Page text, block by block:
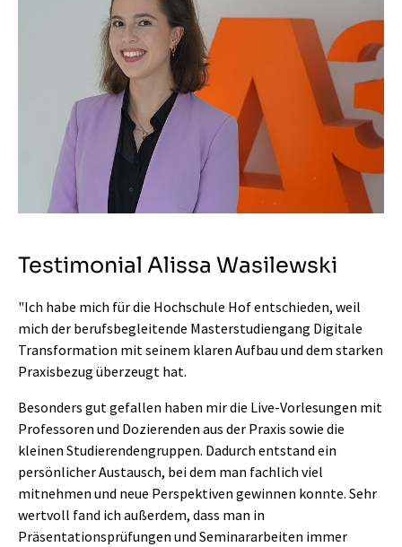
Testimonial Alissa Wasilewski
"Ich habe mich für die Hochschule Hof entschieden, weil
mich der berufsbegleitende Masterstudiengang Digitale
Transformation mit seinem klaren Aufbau und dem starken
Praxisbezug überzeugt hat.
Besonders gut gefallen haben mir die Live-Vorlesungen mit
Professoren und Dozierenden aus der Praxis sowie die
kleinen Studierendengruppen. Dadurch entstand ein
persönlicher Austausch, bei dem man fachlich viel
mitnehmen und neue Perspektiven gewinnen konnte. Sehr
wertvoll fand ich außerdem, dass man in
Präsentationsprüfungen und Seminararbeiten immer